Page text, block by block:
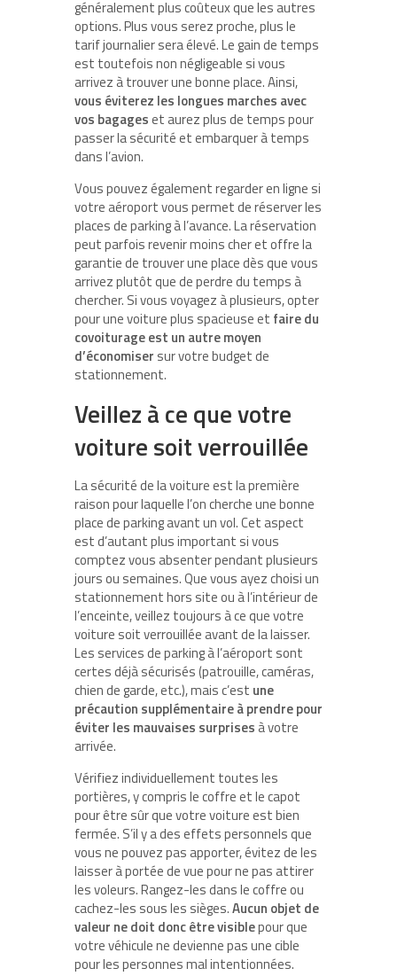
généralement plus coûteux que les autres
options. Plus vous serez proche, plus le
tarif journalier sera élevé. Le gain de temps
est toutefois non négligeable si vous
arrivez à trouver une bonne place. Ainsi,
vous éviterez les longues marches avec
vos bagageset aurez plus de temps pour
passer la sécurité et embarquer à temps
dans l’avion.
Vous pouvez également regarder en ligne si
votre aéroport vous permet de réserver les
places de parking à l’avance. La réservation
peut parfois revenir moins cher et offre la
garantie de trouver une place dès que vous
arrivez plutôt que de perdre du temps à
chercher. Si vous voyagez à plusieurs, opter
pour une voiture plus spacieuse et faire du
covoiturage est un autre moyen
d’économiser sur votre budget de
stationnement.
Veillez à ce que votre
voiture soit verrouillée
La sécurité de la voiture est la première
raison pour laquelle l’on cherche une bonne
place de parking avant un vol. Cet aspect
est d’autant plus important si vous
comptez vous absenter pendant plusieurs
jours ou semaines. Que vous ayez choisi un
stationnement hors site ou à l’intérieur de
l’enceinte, veillez toujours à ce que votre
voiture soit verrouillée avant de la laisser.
Les services de parking à l’aéroport sont
certes déjà sécurisés (patrouille, caméras,
chien de garde, etc.), mais c’est une
précaution supplémentaire à prendre pour
éviter les mauvaises surprises à votre
arrivée.
Vérifiez individuellement toutes les
portières, y compris le coffre et le capot
pour être sûr que votre voiture est bien
fermée. S’il y a des effets personnels que
vous ne pouvez pas apporter, évitez de les
laisser à portée de vue pour ne pas attirer
les voleurs. Rangez-les dans le coffre ou
cachez-les sous les sièges.Aucun objet de
valeur ne doit donc être visiblepour que
votre véhicule ne devienne pas une cible
pour les personnes mal intentionnées.